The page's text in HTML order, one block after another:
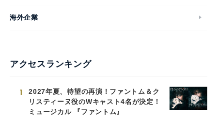
海外企業
アクセスランキング
1
2027年夏、待望の再演！ファントム＆ク
リスティーヌ役のWキャスト4名が決定！
ミュージカル 『ファントム』